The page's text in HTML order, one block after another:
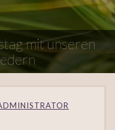
mit unseren